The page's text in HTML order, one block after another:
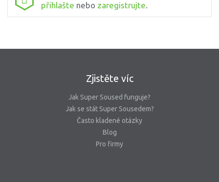
přihlašte nebo zaregistrujte.
Zjistěte víc
Jak Super Soused funguje?
Jak se stát Super Sousedem?
Často kladené otázky
Blog
Pro firmy